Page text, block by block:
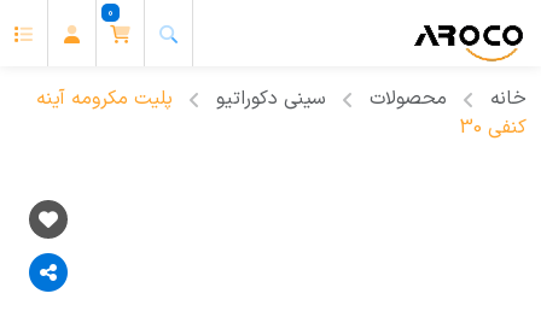
0
خانه محصولات سینی دکوراتیو
پلیت مکرومه آینه
کنفی 30